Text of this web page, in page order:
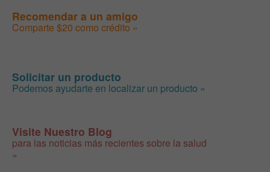
Recomendar a un amigo
Comparte $20 como crédito »
Solicitar un producto
Podemos ayudarte en localizar un producto »
Visite Nuestro Blog
para las noticias más recientes sobre la salud
»